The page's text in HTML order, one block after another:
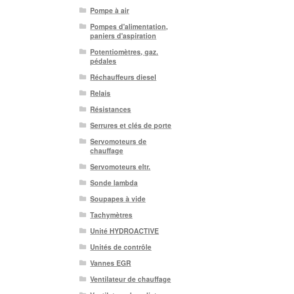
Pompe à air
Pompes d'alimentation,
paniers d'aspiration
Potentiomètres, gaz.
pédales
Réchauffeurs diesel
Relais
Résistances
Serrures et clés de porte
Servomoteurs de
chauffage
Servomoteurs eltr.
Sonde lambda
Soupapes à vide
Tachymètres
Unité HYDROACTIVE
Unités de contrôle
Vannes EGR
Ventilateur de chauffage